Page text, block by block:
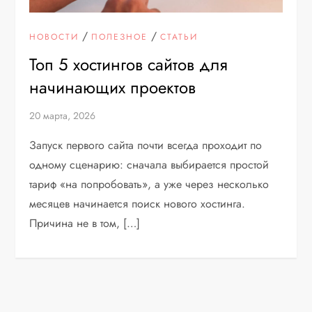
НОВОСТИ / ПОЛЕЗНОЕ /СТАТЬИ
Топ 5 хостингов сайтов для
начинающих проектов
20 марта, 2026
Запуск первого сайта почти всегда проходит по
одному сценарию: сначала выбирается простой
тариф «на попробовать», а уже через несколько
месяцев начинается поиск нового хостинга.
Причина не в том, […]